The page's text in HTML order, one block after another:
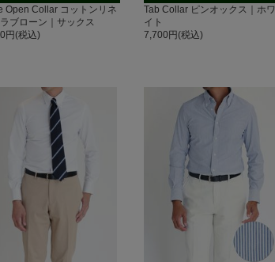
Open Collar コットンリネ
ブローン｜サックス
円(税込)
Tab Collar ピンオックス｜ホワ
イト
7,700円(税込)